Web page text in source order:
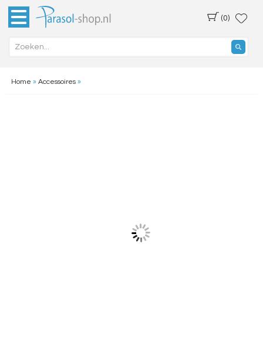
(0)
Home » Accessoires»